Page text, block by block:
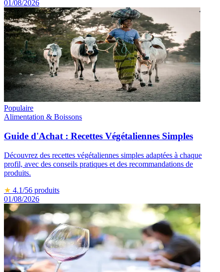
01/08/2026
Populaire
Alimentation & Boissons
Guide d'Achat : Recettes Végétaliennes Simples
Découvrez des recettes végétaliennes simples adaptées à chaque
profil, avec des conseils pratiques et des recommandations de
produits.
★ 4.1/56 produits
01/08/2026